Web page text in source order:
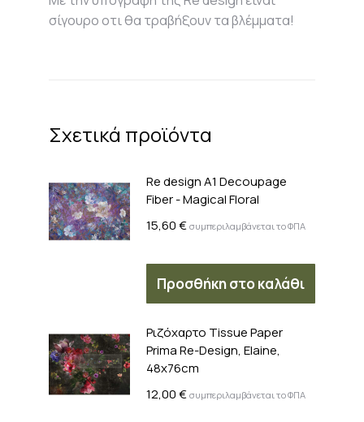
σίγουρο οτι θα τραβήξουν τα βλέμματα!
Σχετικά προϊόντα
Re design A1 Decoupage
Fiber - Magical Floral
15,60€ συμπεριλαμβάνεται το ΦΠΑ
Προσθήκη στο καλάθι
Ριζόχαρτο Tissue Paper
Prima Re-Design, Elaine,
48x76cm
12,00€ συμπεριλαμβάνεται το ΦΠΑ